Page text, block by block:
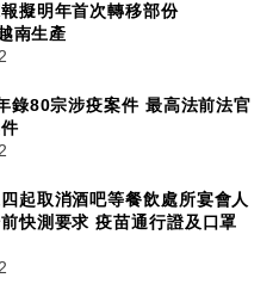
擬明年首次轉移部份
南生產
錄80宗涉疫案件 最高法前法官
起取消酒吧等餐飲處所宴會人
快測要求 疫苗通行證及口罩